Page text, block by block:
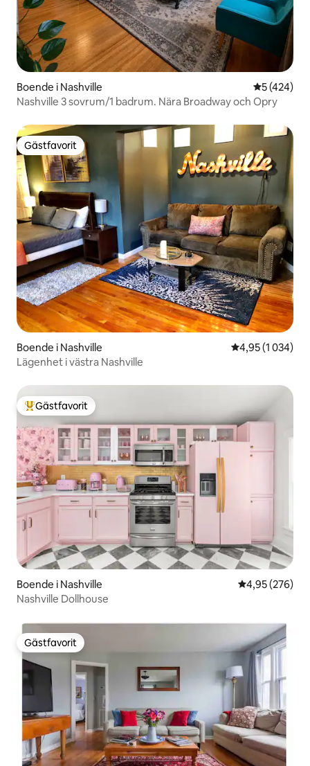
Boende i Nashville 5 av 5 i
5 (424)
Nashville 3 sovrum/1 badrum. Nära Broadway och Opry
Gästfavorit
Gästfavorit
Boende i Nashville 4,95 av 5 i
4,95 (1 034)
Lägenhet i västra Nashville
Populär gästfavorit
Gästfavorit
Boende i Nashville 4,95 av 5 i
4,95 (276)
Nashville Dollhouse
Gästfavorit
Gästfavorit